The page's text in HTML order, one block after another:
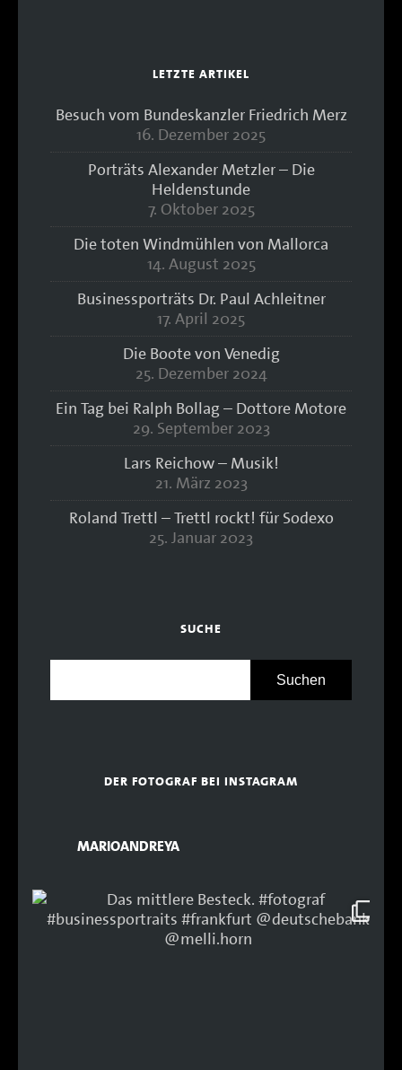
LETZTE ARTIKEL
Besuch vom Bundeskanzler Friedrich Merz
16. Dezember 2025
Porträts Alexander Metzler – Die
Heldenstunde
7. Oktober 2025
Die toten Windmühlen von Mallorca
14. August 2025
Businessporträts Dr. Paul Achleitner
17. April 2025
Die Boote von Venedig
25. Dezember 2024
Ein Tag bei Ralph Bollag – Dottore Motore
29. September 2023
Lars Reichow – Musik!
21. März 2023
Roland Trettl – Trettl rockt! für Sodexo
25. Januar 2023
SUCHE
DER FOTOGRAF BEI INSTAGRAM
MARIOANDREYA